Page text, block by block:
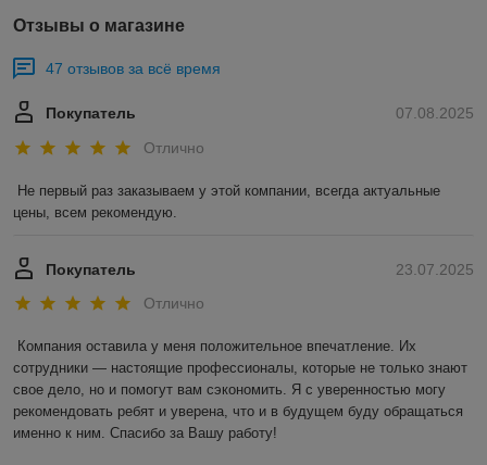
Отзывы о магазине
47 отзывов за всё время
07.08.2025
Покупатель
Отлично
Не первый раз заказываем у этой компании, всегда актуальные
цены, всем рекомендую.
23.07.2025
Покупатель
Отлично
Компания оставила у меня положительное впечатление. Их
сотрудники — настоящие профессионалы, которые не только знают
свое дело, но и помогут вам сэкономить. Я с уверенностью могу
рекомендовать ребят и уверена, что и в будущем буду обращаться
именно к ним. Спасибо за Вашу работу!